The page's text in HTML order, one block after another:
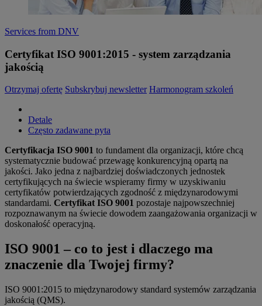
Services from DNV
Certyfikat ISO 9001:2015 - system zarządzania
jakością
Otrzymaj ofertę Subskrybuj newsletter Harmonogram szkoleń
Detale
Często zadawane pyta
Certyfikacja ISO 9001 to fundament dla organizacji, które chcą
systematycznie budować przewagę konkurencyjną opartą na
jakości. Jako jedna z najbardziej doświadczonych jednostek
certyfikujących na świecie wspieramy firmy w uzyskiwaniu
certyfikatów potwierdzających zgodność z międzynarodowymi
standardami. Certyfikat ISO 9001 pozostaje najpowszechniej
rozpoznawanym na świecie dowodem zaangażowania organizacji w
doskonałość operacyjną.
ISO 9001 – co to jest i dlaczego ma
znaczenie dla Twojej firmy?
ISO 9001:2015 to międzynarodowy standard systemów zarządzania
jakością (QMS).